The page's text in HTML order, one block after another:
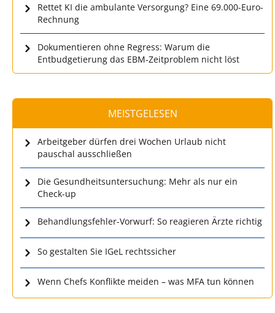
Rettet KI die ambulante Versorgung? Eine 69.000-Euro-
Rechnung
Dokumentieren ohne Regress: Warum die
Entbudgetierung das EBM-Zeitproblem nicht löst
MEISTGELESEN
Arbeitgeber dürfen drei Wochen Urlaub nicht
pauschal ausschließen
Die Gesundheitsuntersuchung: Mehr als nur ein
Check-up
Behandlungsfehler-Vorwurf: So reagieren Ärzte richtig
So gestalten Sie IGeL rechtssicher
Wenn Chefs Konflikte meiden – was MFA tun können